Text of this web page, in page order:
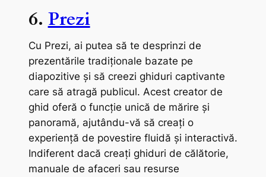
6. Prezi
Cu Prezi, ai putea să te desprinzi de
prezentările tradiționale bazate pe
diapozitive și să creezi ghiduri captivante
care să atragă publicul. Acest creator de
ghid oferă o funcție unică de mărire și
panoramă, ajutându-vă să creați o
experiență de povestire fluidă și interactivă.
Indiferent dacă creați ghiduri de călătorie,
manuale de afaceri sau resurse